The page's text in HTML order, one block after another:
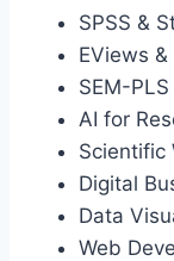
SPSS &
EViews
SEM-
AI for
Scientific
Digital
Data
Web